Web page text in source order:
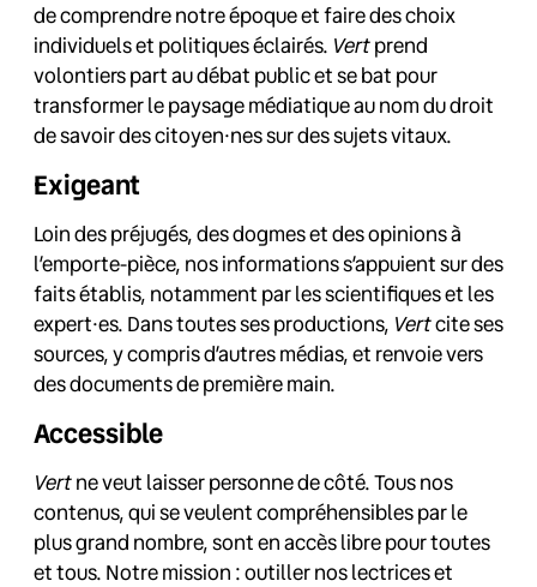
de comprendre notre époque et faire des choix
individuels et politiques éclairés. Vertprend
volontiers part au débat public et se bat pour
transformer le paysage médiatique au nom du droit
de savoir des citoyen·nes sur des sujets vitaux.
Exigeant
Loin des préjugés, des dogmes et des opinions à
l’emporte-pièce, nos informations s’appuient sur des
faits établis, notamment par les scientifiques et les
expert·es. Dans toutes ses productions, Vertcite ses
sources, y compris d’autres médias, et renvoie vers
des documents de première main.
Accessible
Vertne veut laisser personne de côté. Tous nos
contenus, qui se veulent compréhensibles par le
plus grand nombre, sont en accès libre pour toutes
et tous. Notre mission : outiller nos lectrices et